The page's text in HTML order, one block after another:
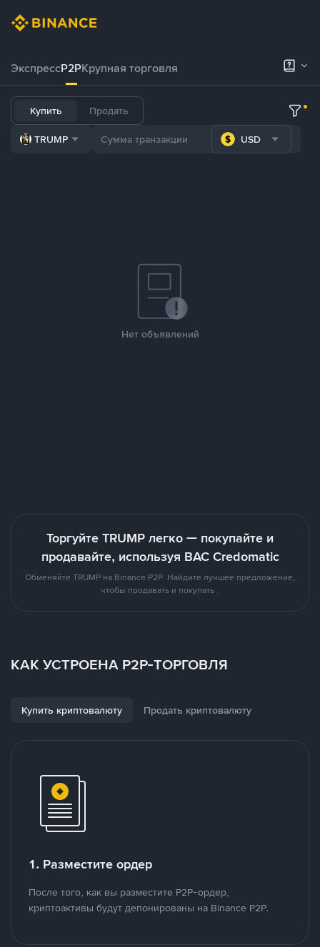
ЭкспрессP2PКрупная торговля
Купить Продать
TRUMP USD
Нет объявлений
Торгуйте TRUMP легко — покупайте и
продавайте, используя BAC Credomatic
Обменяйте TRUMP на Binance P2P. Найдите лучшее предложение,
чтобы продавать и покупать .
КАК УСТРОЕНА P2P-ТОРГОВЛЯ
Купить криптовалюту Продать криптовалюту
1. Разместите ордер
После того, как вы разместите P2P-ордер,
криптоактивы будут депонированы на Binance P2P.